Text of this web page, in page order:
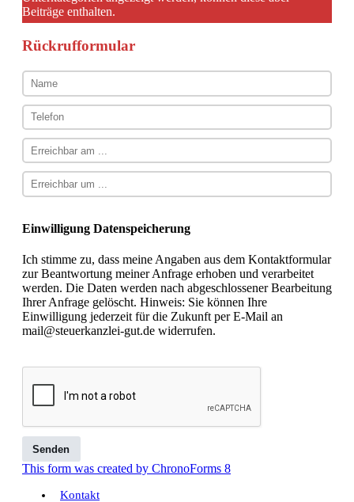
Beiträge enthalten.
Rückrufformular
Einwilligung Datenspeicherung
Ich stimme zu, dass meine Angaben aus dem Kontaktformular
zur Beantwortung meiner Anfrage erhoben und verarbeitet
werden. Die Daten werden nach abgeschlossener Bearbeitung
Ihrer Anfrage gelöscht. Hinweis: Sie können Ihre
Einwilligung jederzeit für die Zukunft per E-Mail an
mail@steuerkanzlei-gut.de widerrufen.
Senden
This form was created by ChronoForms 8
Kontakt